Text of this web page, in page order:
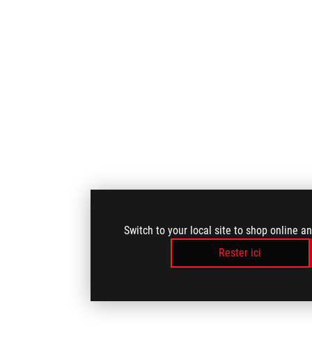
Switch to your local site to shop online
Rester ici